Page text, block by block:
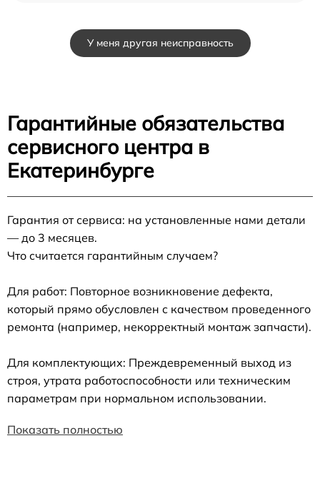
У меня другая неисправность
Гарантийные обязательства
сервисного центра в
Екатеринбурге
Гарантия от сервиса: на установленные нами детали
— до 3 месяцев.
Что считается гарантийным случаем?
Для работ: Повторное возникновение дефекта,
который прямо обусловлен с качеством проведенного
ремонта (например, некорректный монтаж запчасти).
Для комплектующих: Преждевременный выход из
строя, утрата работоспособности или техническим
параметрам при нормальном использовании.
Показать полностью